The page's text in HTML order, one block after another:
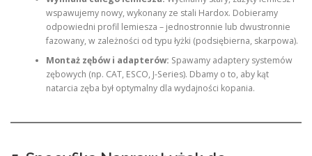
wspawujemy nowy, wykonany ze stali Hardox. Dobieramy
odpowiedni profil lemiesza – jednostronnie lub dwustronnie
fazowany, w zależności od typu łyżki (podsiębierna, skarpowa).
Montaż zębów i adapterów: Spawamy adaptery systemów
zębowych (np. CAT, ESCO, J-Series). Dbamy o to, aby kąt
natarcia zęba był optymalny dla wydajności kopania.